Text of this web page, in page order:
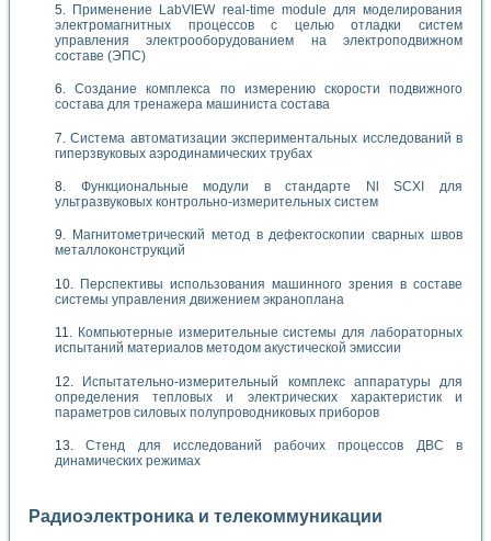
Применение LabVIEW real-time module для моделирования
электромагнитных процессов с целью отладки систем
управления электрооборудованием на электроподвижном
составе (ЭПС)
Создание комплекса по измерению скорости подвижного
состава для тренажера машиниста состава
Система автоматизации экспериментальных исследований в
гиперзвуковых аэродинамических трубах
Функциональные модули в стандарте Nl SCXI для
ультразвуковых контрольно-измерительных систем
Магнитометрический метод в дефектоскопии сварных швов
металлоконструкций
Перспективы использования машинного зрения в составе
системы управления движением экраноплана
Компьютерные измерительные системы для лабораторных
испытаний материалов методом акустической эмиссии
Испытательно-измерительный комплекс аппаратуры для
определения тепловых и электрических характеристик и
параметров силовых полупроводниковых приборов
Стенд для исследований рабочих процессов ДВС в
динамических режимах
Радиоэлектроника и телекоммуникации